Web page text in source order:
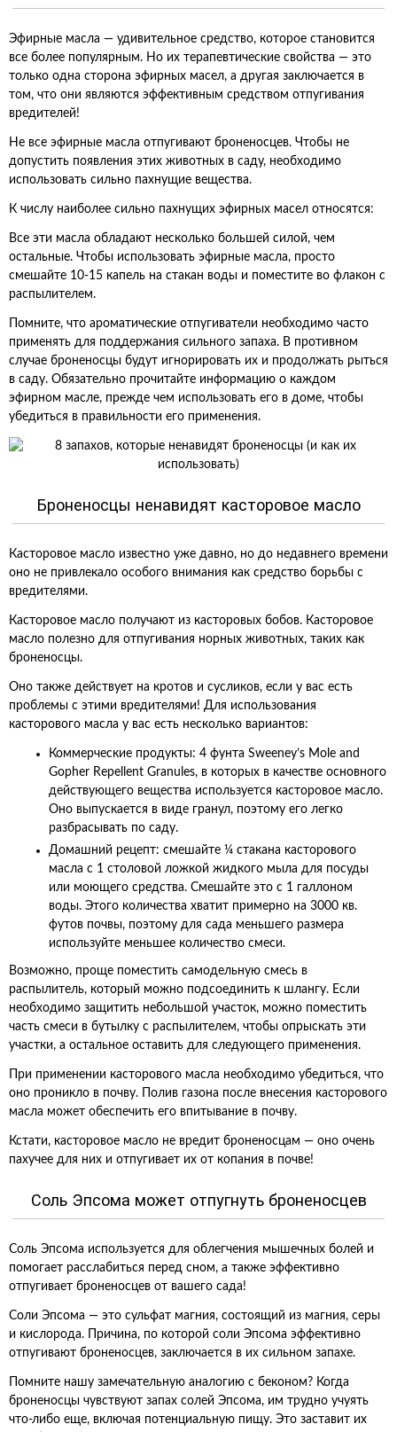
Эфирные масла — удивительное средство, которое становится
все более популярным. Но их терапевтические свойства — это
только одна сторона эфирных масел, а другая заключается в
том, что они являются эффективным средством отпугивания
вредителей!
Не все эфирные масла отпугивают броненосцев. Чтобы не
допустить появления этих животных в саду, необходимо
использовать сильно пахнущие вещества.
К числу наиболее сильно пахнущих эфирных масел относятся:
Все эти масла обладают несколько большей силой, чем
остальные. Чтобы использовать эфирные масла, просто
смешайте 10-15 капель на стакан воды и поместите во флакон с
распылителем.
Помните, что ароматические отпугиватели необходимо часто
применять для поддержания сильного запаха. В противном
случае броненосцы будут игнорировать их и продолжать рыться
в саду. Обязательно прочитайте информацию о каждом
эфирном масле, прежде чем использовать его в доме, чтобы
убедиться в правильности его применения.
Броненосцы ненавидят касторовое масло
Касторовое масло известно уже давно, но до недавнего времени
оно не привлекало особого внимания как средство борьбы с
вредителями.
Касторовое масло получают из касторовых бобов. Касторовое
масло полезно для отпугивания норных животных, таких как
броненосцы.
Оно также действует на кротов и сусликов, если у вас есть
проблемы с этими вредителями! Для использования
касторового масла у вас есть несколько вариантов:
Коммерческие продукты: 4 фунта Sweeney’s Mole and
Gopher Repellent Granules, в которых в качестве основного
действующего вещества используется касторовое масло.
Оно выпускается в виде гранул, поэтому его легко
разбрасывать по саду.
Домашний рецепт: смешайте ¼ стакана касторового
масла с 1 столовой ложкой жидкого мыла для посуды
или моющего средства. Смешайте это с 1 галлоном
воды. Этого количества хватит примерно на 3000 кв.
футов почвы, поэтому для сада меньшего размера
используйте меньшее количество смеси.
Возможно, проще поместить самодельную смесь в
распылитель, который можно подсоединить к шлангу. Если
необходимо защитить небольшой участок, можно поместить
часть смеси в бутылку с распылителем, чтобы опрыскать эти
участки, а остальное оставить для следующего применения.
При применении касторового масла необходимо убедиться, что
оно проникло в почву. Полив газона после внесения касторового
масла может обеспечить его впитывание в почву.
Кстати, касторовое масло не вредит броненосцам — оно очень
пахучее для них и отпугивает их от копания в почве!
Соль Эпсома может отпугнуть броненосцев
Соль Эпсома используется для облегчения мышечных болей и
помогает расслабиться перед сном, а также эффективно
отпугивает броненосцев от вашего сада!
Соли Эпсома — это сульфат магния, состоящий из магния, серы
и кислорода. Причина, по которой соли Эпсома эффективно
отпугивают броненосцев, заключается в их сильном запахе.
Помните нашу замечательную аналогию с беконом? Когда
броненосцы чувствуют запах солей Эпсома, им трудно учуять
что-либо еще, включая потенциальную пищу. Это заставит их